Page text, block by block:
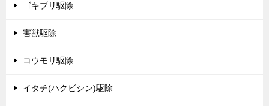
ゴキブリ駆除
害獣駆除
コウモリ駆除
イタチ(ハクビシン)駆除